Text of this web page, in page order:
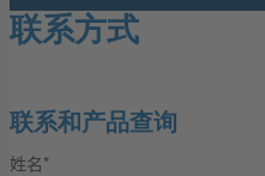
联系方式
联系和产品查询
姓名*